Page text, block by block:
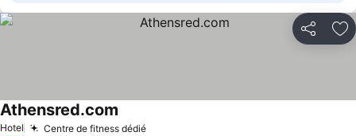
Partager
Hotel Centre de fitness dédié
Athensred.com